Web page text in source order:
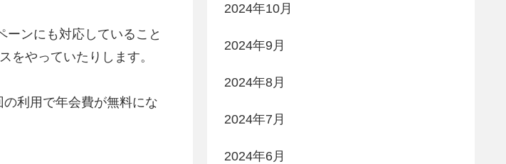
ーンにも対応していること
をやっていたりします。
利用で年会費が無料にな
2024年10月
2024年9月
2024年8月
2024年7月
2024年6月